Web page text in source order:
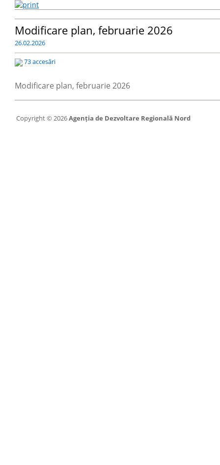
Modificare plan, februarie 2026
26.02.2026
73 accesări
Modificare plan, februarie 2026
Copyright © 2026Agenția de Dezvoltare Regională Nord